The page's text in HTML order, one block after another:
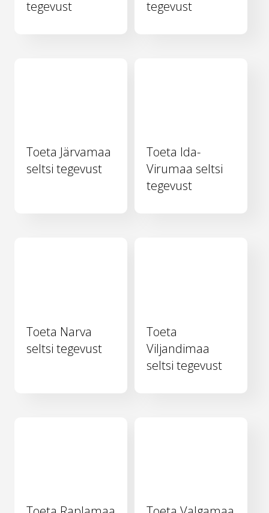
tegevust
tegevust
Toeta Järvamaa
seltsi tegevust
Toeta Ida-
Virumaa seltsi
tegevust
Toeta Narva
seltsi tegevust
Toeta
Viljandimaa
seltsi tegevust